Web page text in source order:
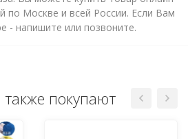
по Москве и всей России. Если Вам
- напишите или позвоните.
покупают